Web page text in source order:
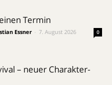
Termin
Essner 7. August 2026 0
– neuer Charakter-